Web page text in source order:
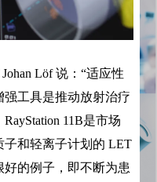
Löf 说：“适应性
工具是推动放射治疗
11B是市场
子和轻离子计划的 LET
的例子，即不断为患